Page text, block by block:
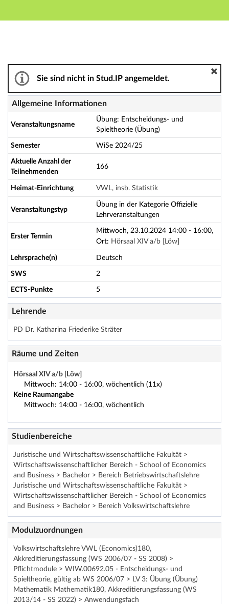
Hauptnavigation
Übung: Entscheidungs- und Spieltheorie (Übung) -
Sie sind nicht in Stud.IP angemeldet.
Allgemeine Informationen
Veranstaltungsname
Übung: Entscheidungs- und
Spieltheorie (Übung)
Semester WiSe 2024/25
Aktuelle Anzahl der
Teilnehmenden
166
Heimat-Einrichtung VWL, insb. Statistik
Veranstaltungstyp
Übung in der Kategorie Offizielle
Lehrveranstaltungen
Erster Termin
Mittwoch, 23.10.2024 14:00 - 16:00,
Ort: Hörsaal XIV a/b [Löw]
Lehrsprache(n) Deutsch
SWS 2
ECTS-Punkte 5
Lehrende
PD Dr. Katharina Friederike Sträter
Räume und Zeiten
Hörsaal XIV a/b [Löw]
Mittwoch: 14:00 - 16:00, wöchentlich (11x)
Keine Raumangabe
Mittwoch: 14:00 - 16:00, wöchentlich
Studienbereiche
Juristische und Wirtschaftswissenschaftliche Fakultät >
Wirtschaftswissenschaftlicher Bereich - School of Economics
and Business > Bachelor > Bereich Betriebswirtschaftslehre
Juristische und Wirtschaftswissenschaftliche Fakultät >
Wirtschaftswissenschaftlicher Bereich - School of Economics
and Business > Bachelor > Bereich Volkswirtschaftslehre
Modulzuordnungen
Volkswirtschaftslehre VWL (Economics)180,
Akkreditierungsfassung (WS 2006/07 - SS 2008) >
Pflichtmodule > WIW.00692.05 - Entscheidungs- und
Spieltheorie, gültig ab WS 2006/07 > LV 3: Übung (Übung)
Mathematik Mathematik180, Akkreditierungsfassung (WS
2013/14 - SS 2022) > Anwendungsfach